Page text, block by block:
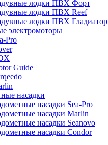
лодки ПВХ Форт
лодки ПВХ Reef
лодки ПВХ Гладиатор
электромоторы
Pro
Guide
насадки
насадки Sea-Pro
насадки Marlin
насадки Seanovo
насадки Condor